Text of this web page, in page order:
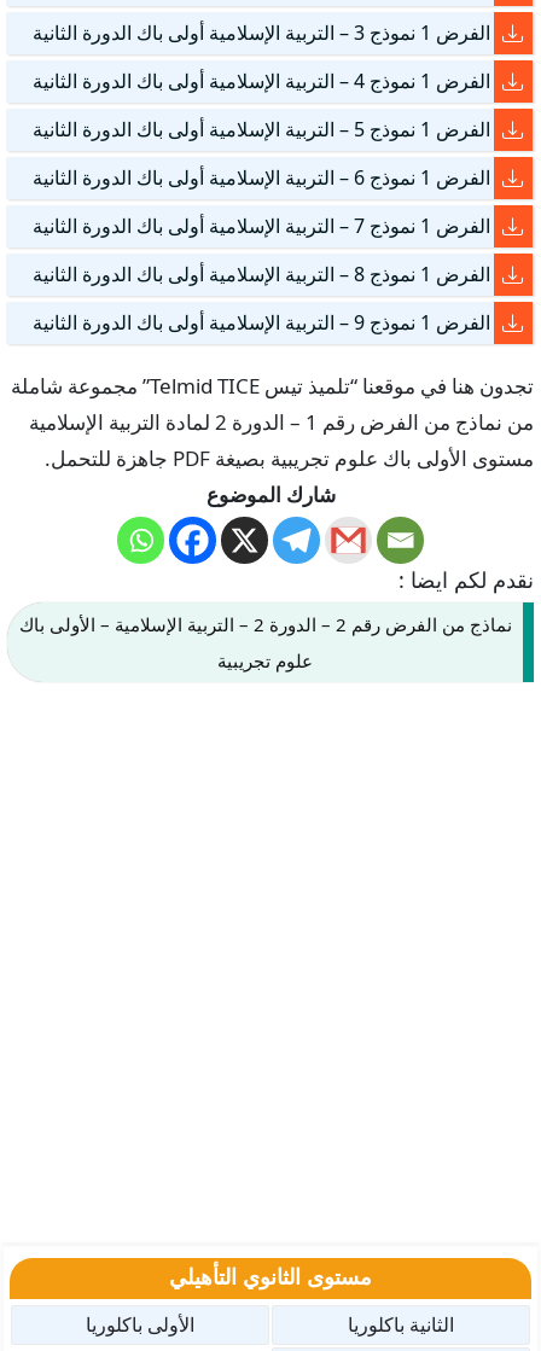
الفرض 1 نموذج 3 – التربية الإسلامية أولى باك الدورة الثانية
الفرض 1 نموذج 4 – التربية الإسلامية أولى باك الدورة الثانية
الفرض 1 نموذج 5 – التربية الإسلامية أولى باك الدورة الثانية
الفرض 1 نموذج 6 – التربية الإسلامية أولى باك الدورة الثانية
الفرض 1 نموذج 7 – التربية الإسلامية أولى باك الدورة الثانية
الفرض 1 نموذج 8 – التربية الإسلامية أولى باك الدورة الثانية
الفرض 1 نموذج 9 – التربية الإسلامية أولى باك الدورة الثانية
تجدون هنا في موقعنا “تلميذ تيس Telmid TICE” مجموعة شاملة
من نماذج من الفرض رقم 1 – الدورة 2 لمادة التربية الإسلامية
مستوى الأولى باك علوم تجريبية بصيغة PDF جاهزة للتحمل.
شارك الموضوع
نقدم لكم ايضا :
نماذج من الفرض رقم 2 – الدورة 2 – التربية الإسلامية – الأولى باك
علوم تجريبية
مستوى الثانوي التأهيلي
الثانية باكلوريا
الأولى باكلوريا